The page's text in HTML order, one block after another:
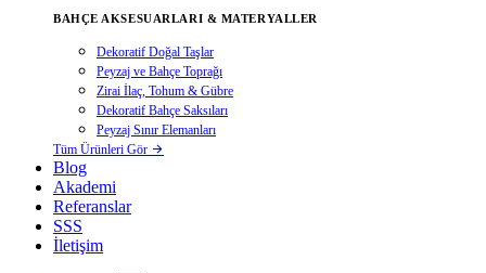
BAHÇE AKSESUARLARI & MATERYALLER
Dekoratif Doğal Taşlar
Peyzaj ve Bahçe Toprağı
Zirai İlaç, Tohum & Gübre
Dekoratif Bahçe Saksıları
Peyzaj Sınır Elemanları
Tüm Ürünleri Gör
Blog
Akademi
Referanslar
SSS
İletişim